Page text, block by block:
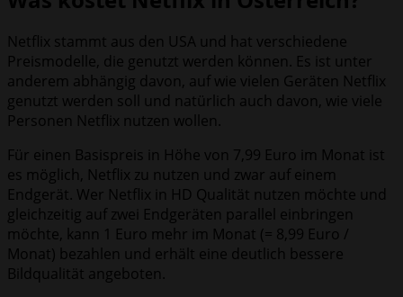
Netflix stammt aus den USA und hat verschiedene
Preismodelle, die genutzt werden können. Es ist unter
anderem abhängig davon, auf wie vielen Geräten Netflix
genutzt werden soll und natürlich auch davon, wie viele
Personen Netflix nutzen wollen.
Für einen Basispreis in Höhe von 7,99 Euro im Monat ist
es möglich, Netflix zu nutzen und zwar auf einem
Endgerät. Wer Netflix in HD Qualität nutzen möchte und
gleichzeitig auf zwei Endgeräten parallel einbringen
möchte, kann 1 Euro mehr im Monat (= 8,99 Euro /
Monat) bezahlen und erhält eine deutlich bessere
Bildqualität angeboten.